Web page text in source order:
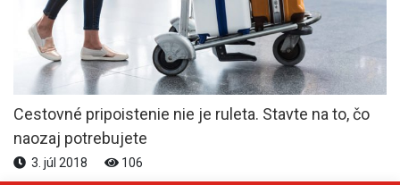
Cestovné pripoistenie nie je ruleta. Stavte na to, čo
naozaj potrebujete
3. júl 2018 106